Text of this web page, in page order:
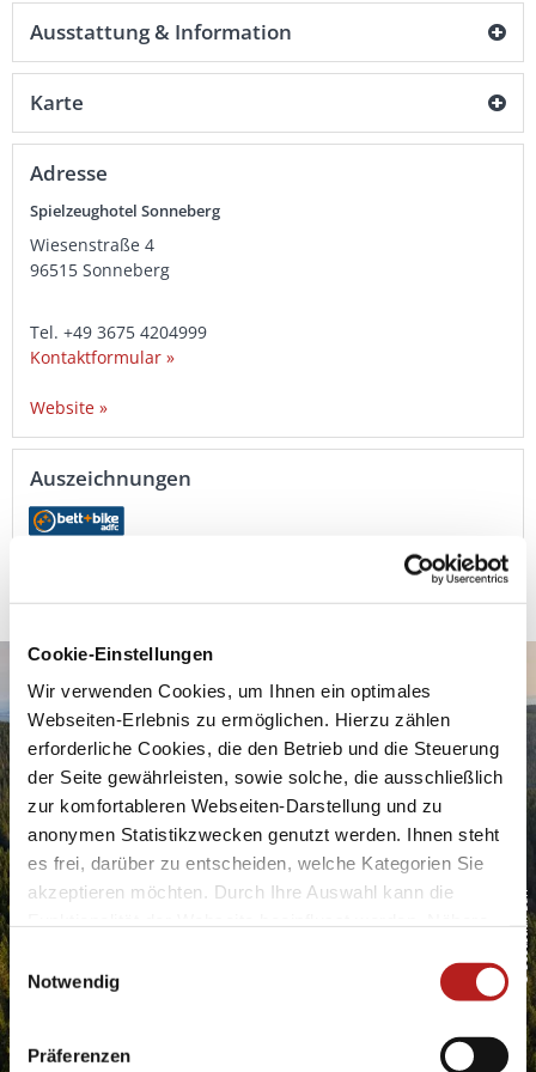
Cookie-Einstellungen
Wir verwenden Cookies, um Ihnen ein optimales
Webseiten-Erlebnis zu ermöglichen. Hierzu zählen
erforderliche Cookies, die den Betrieb und die Steuerung
der Seite gewährleisten, sowie solche, die ausschließlich
zur komfortableren Webseiten-Darstellung und zu
anonymen Statistikzwecken genutzt werden. Ihnen steht
es frei, darüber zu entscheiden, welche Kategorien Sie
akzeptieren möchten. Durch Ihre Auswahl kann die
Datenschutzbestimmungen.
i
w
Notwendig
Präferenzen
Ausstattung & Information
Karte
Adresse
Spielzeughotel Sonneberg
Wiesenstraße 4
96515 Sonneberg
Tel. +49 3675 4204999
Kontaktformular »
Website »
Auszeichnungen
powered by Holidu Smart Destination
© Sebastian Buff
Urlaubsfreude ins Postfach
Geben Sie bitte Ihre E-Mail-Adresse für die Anmeldung an, z.
die Datenschutzerklärung.